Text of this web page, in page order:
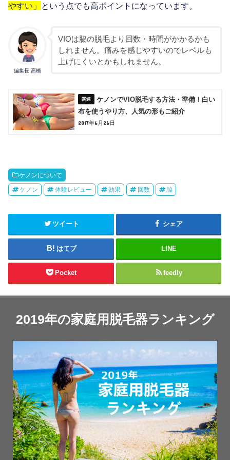
やすい」 という点でも高ポイントになっています。
編集長 高橋
VIOは脇の脱毛より回数・時間がかかるかも
しれません。痛みを感じやすいのでレベルも
上げにくいとかもしれません。
ケノンでVIO脱毛する方法・準備！白い
布を使うやり方、人気の形もご紹介
2017年6月26日
ケノンについて
ケノン 体験レビュー 効果 回数 脇
ツイート シェア
はてブ LINE
Pocket feedly
2019年の家庭用脱毛器ランキング